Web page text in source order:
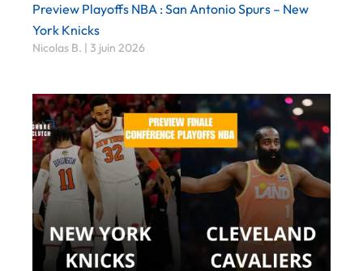
Preview Playoffs NBA : San Antonio Spurs – New
York Knicks
Nicolas B. 3 juin 2026